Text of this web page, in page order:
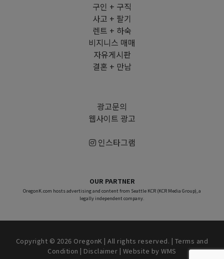
구인 + 구직
사고 + 팔기
렌트 + 하숙
비지니스 매매
자유게시판
결혼 + 만남
광고문의
웹사이트 광고
인스타그램
OUR PARTNER
OregonK.com hosts advertising and content from Seattle KCR (KCR Media Group), a
legally independent company.
Copyright © 2026 OregonK | All rights reserved. | Terms and
Condition | Disclaimer | Website byWMS